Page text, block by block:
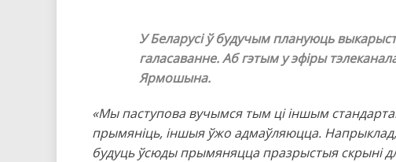
У Беларусі ў будучым плануюць
галасаванне. Аб гэтым у эфіры
Ярмошына.
«Мы паступова вучымся тым ці іншым
прымяніць, іншыя ўжо адмаўляюцца. Напрыклад,
будуць ўсюды прымяняцца празрыстыя скрыні